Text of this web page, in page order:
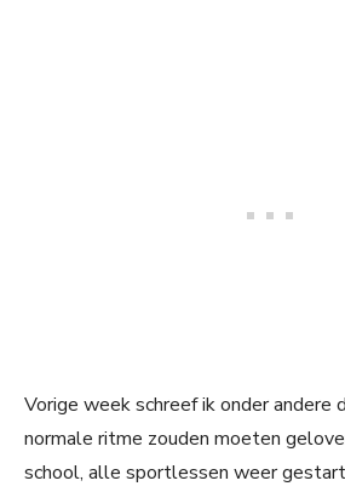
Vorige week schreef ik onder andere
normale ritme zouden moeten
school, alle sportlessen weer